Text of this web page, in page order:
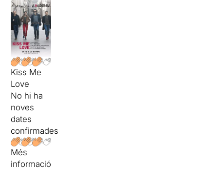
Kiss Me
Love
No hi ha
noves
dates
confirmades
Més
informació